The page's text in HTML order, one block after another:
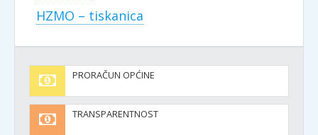
HZMO – tiskanica
PRORAČUN OPĆINE
TRANSPARENTNOST